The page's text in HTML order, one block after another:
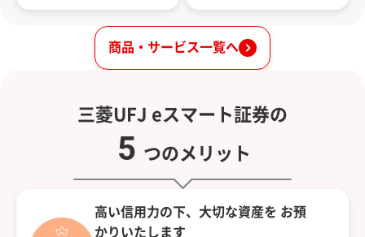
三菱UFJ eスマート証券の
5 つのメリット
高い信用力の下、大切な資産を お預
かりいたします
商品・サービス一覧へ